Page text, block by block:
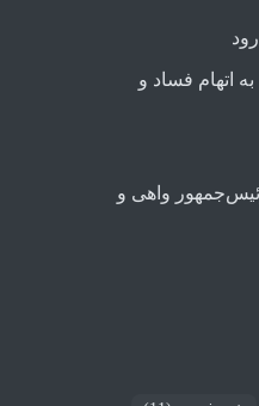
اتهام فساد و
واهی و